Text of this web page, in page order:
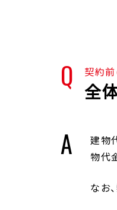
契約
全
建物
物代
なお